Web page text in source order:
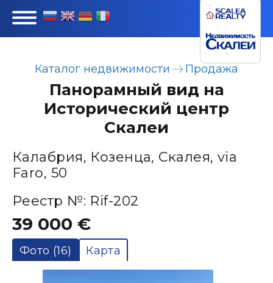
Каталог недвижимости Продажа
Панорамный вид на
Исторический центр
Скалеи
Калабрия, Козенца, Скалея, via
Faro, 50
Реестр №: Rif-202
39 000 €
Фото (16) Карта